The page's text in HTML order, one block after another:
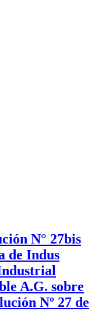
N° 27bis
de Indus
A.G. sobre
Nº 27 de